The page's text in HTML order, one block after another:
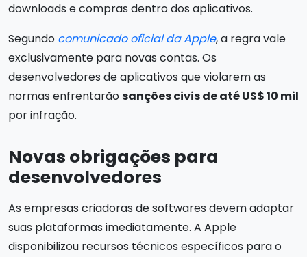
downloads e compras dentro dos aplicativos.
Segundo comunicado oficial da Apple, a regra vale
exclusivamente para novas contas. Os
desenvolvedores de aplicativos que violarem as
normas enfrentarãosanções civis de até US$ 10 mil
por infração.
Novas obrigações para
desenvolvedores
As empresas criadoras de softwares devem adaptar
suas plataformas imediatamente. A Apple
disponibilizou recursos técnicos específicos para o